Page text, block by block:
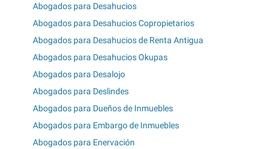
Abogados para Desahucios
Abogados para Desahucios Copropietarios
Abogados para Desahucios de Renta Antigua
Abogados para Desahucios Okupas
Abogados para Desalojo
Abogados para Deslindes
Abogados para Dueños de Inmuebles
Abogados para Embargo de Inmuebles
Abogados para Enervación